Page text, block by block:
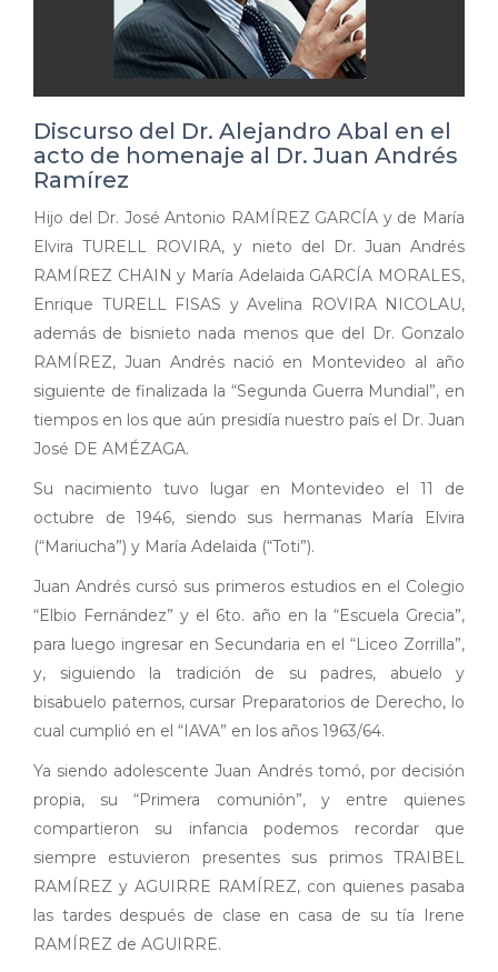
Discurso del Dr. Alejandro Abal en el
acto de homenaje al Dr. Juan Andrés
Ramírez
Hijo del Dr. José Antonio RAMÍREZ GARCÍA y de María
Elvira TURELL ROVIRA, y nieto del Dr. Juan Andrés
RAMÍREZ CHAIN y María Adelaida GARCÍA MORALES,
Enrique TURELL FISAS y Avelina ROVIRA NICOLAU,
además de bisnieto nada menos que del Dr. Gonzalo
RAMÍREZ, Juan Andrés nació en Montevideo al año
siguiente de finalizada la “Segunda Guerra Mundial”, en
tiempos en los que aún presidía nuestro país el Dr. Juan
José DE AMÉZAGA.
Su nacimiento tuvo lugar en Montevideo el 11 de
octubre de 1946, siendo sus hermanas María Elvira
(“Mariucha”) y María Adelaida (“Toti”).
Juan Andrés cursó sus primeros estudios en el Colegio
“Elbio Fernández” y el 6to. año en la “Escuela Grecia”,
para luego ingresar en Secundaria en el “Liceo Zorrilla”,
y, siguiendo la tradición de su padres, abuelo y
bisabuelo paternos, cursar Preparatorios de Derecho, lo
cual cumplió en el “IAVA” en los años 1963/64.
Ya siendo adolescente Juan Andrés tomó, por decisión
propia, su “Primera comunión”, y entre quienes
compartieron su infancia podemos recordar que
siempre estuvieron presentes sus primos TRAIBEL
RAMÍREZ y AGUIRRE RAMÍREZ, con quienes pasaba
las tardes después de clase en casa de su tía Irene
RAMÍREZ de AGUIRRE.